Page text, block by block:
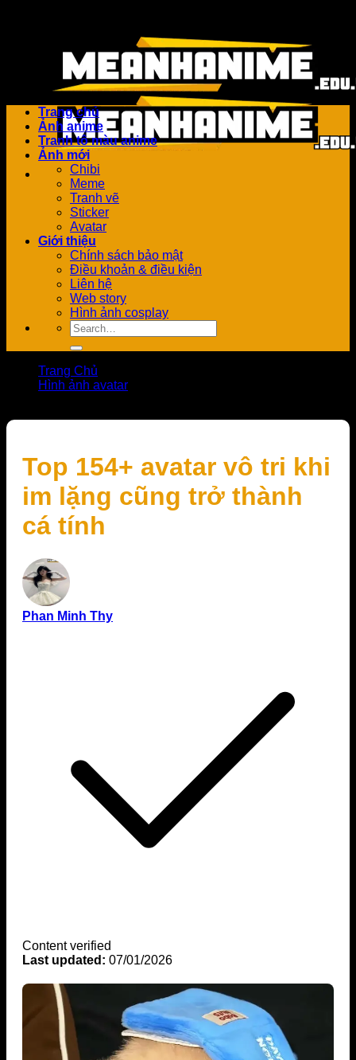
Trang chủ
Ảnh anime
Tranh tô màu anime
Ảnh mới
Chibi
Meme
Tranh vẽ
Sticker
Avatar
Giới thiệu
Chính sách bảo mật
Điều khoản & điều kiện
Liên hệ
Web story
Hình ảnh cosplay
Trang Chủ
Hình ảnh avatar
Top 154+ avatar vô tri khi
im lặng cũng trở thành
cá tính
Phan Minh Thy
Content verified
Last updated: 07/01/2026